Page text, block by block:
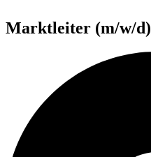
Marktleiter (m/w/d)